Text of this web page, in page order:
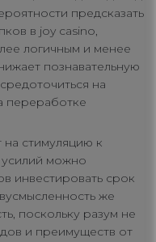
предсказать
в joy casino,
логичным и менее
познавательную
на
переработке
на стимуляцию к
усилий можно
инвестировать срок
же
поскольку разум не
и преимуществ от